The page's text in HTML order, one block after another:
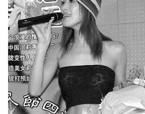
i
n
g
s
e
a